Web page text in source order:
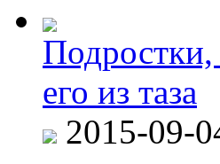
его из таза
2015-09-